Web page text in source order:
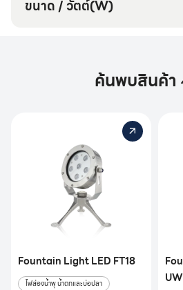
ขนาด / วัตต์(W)
ค้นพบสินค้า
Fountain Light LED FT18
ไฟส่องน้ำพุ น้ำตกและบ่อปลา